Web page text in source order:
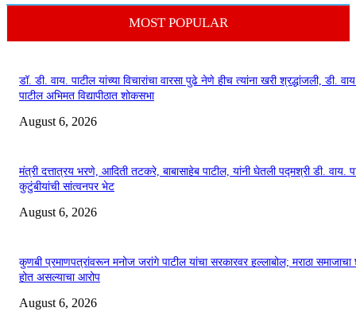
MOST POPULAR
डॉ. डी. वाय. पाटील यांच्या विचारांचा वारसा पुढे नेणे हीच त्यांना खरी श्रद्धांजली, डी.
पाटील अभिमत विद्यापीठात शोकसभा
August 6, 2026
मंत्री दत्तात्रय भरणे, आदिती तटकरे, बाबासाहेब पाटील, यांनी घेतली पद्मश्री डी. वाय.
कुटुंबीयांची सांत्वनपर भेट
August 6, 2026
कुणबी प्रमाणपत्रांवरून मनोज जरांगे पाटील यांचा सरकारवर हल्लाबोल; मराठा
होत असल्याचा आरोप
August 6, 2026